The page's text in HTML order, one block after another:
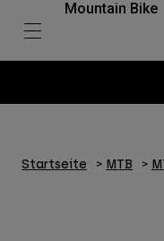
Mountain Bike
Startseite MTB